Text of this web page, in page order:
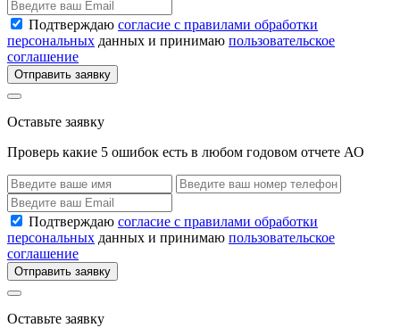
Подтверждаю согласие с правилами обработки
персональных данных и принимаю пользовательское
соглашение
Отправить заявку
Оставьте заявку
Проверь какие 5 ошибок есть в любом годовом отчете АО
Подтверждаю согласие с правилами обработки
персональных данных и принимаю пользовательское
соглашение
Отправить заявку
Оставьте заявку